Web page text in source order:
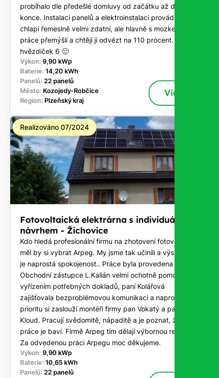
probíhalo dle předešlé domluvy od začátku až do
konce. Instalaci panelů a elektroinstalaci prováděli
chlapi řemeslně velmi zdatní, ale hlavně s mozkem, co u
práce přemýšlí a chtějí ji odvézt na 110 procent. Za mě
hvězdiček 6 🙂
Výkon: 9,90 kWp
Baterie: 14,20 kWh
Panelů: 22 panelů
Město: Kozojedy-Robčice
Region: Plzeňský kraj
Více
Realizováno 07/2024
Fotovoltaická elektrárna s individuálním
návrhem - Žichovice
Kdo hledá profesionální firmu na zhotovení fotovoltaiky
měl by si vybrat Arpeg. My jsme tak učinili a výsledkem
je naprostá spokojenost.. Práce byla provedena na klíč.
Obchodní zástupce L.Kalián velmi ochotně pomohl s
vyřízením potřebných dokladů, paní Kolářová
zajišťovala bezproblémovou komunikaci a naprostou
prioritu si zaslouží montéři firmy pan Vokatý a pan
Kloud. Pracují svědomitě, nápaditě a je poznat, že tato
práce je baví. Firmě Arpeg tím dělají výbornou reklamu.
Za odvedenou práci Arpegu moc děkujeme.
Výkon: 9,90 kWp
Baterie: 10,65 kWh
Panelů: 22 panelů